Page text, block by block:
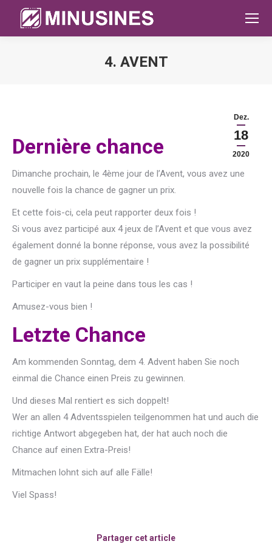
4. AVENT
Dez.
18
2020
Dernière chance
Dimanche prochain, le 4ème jour de l’Avent, vous avez une
nouvelle fois la chance de gagner un prix.
Et cette fois-ci, cela peut rapporter deux fois !
Si vous avez participé aux 4 jeux de l’Avent et que vous avez
également donné la bonne réponse, vous avez la possibilité
de gagner un prix supplémentaire !
Participer en vaut la peine dans tous les cas !
Amusez-vous bien !
Letzte Chance
Am kommenden Sonntag, dem 4. Advent haben Sie noch
einmal die Chance einen Preis zu gewinnen.
Und dieses Mal rentiert es sich doppelt!
Wer an allen 4 Adventsspielen teilgenommen hat und auch die
richtige Antwort abgegeben hat, der hat auch noch die
Chance auf einen Extra-Preis!
Mitmachen lohnt sich auf alle Fälle!
Viel Spass!
Partager cet article